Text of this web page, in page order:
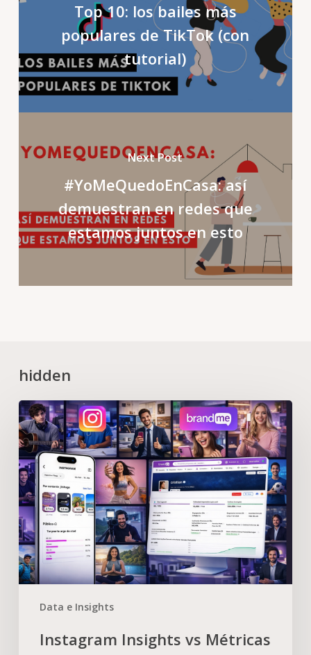
Top 10: los bailes más
populares de TikTok (con
tutorial)
Next Post
#YoMeQuedoEnCasa: así
demuestran en redes que
estamos juntos en esto
hidden
Data e Insights
Instagram Insights vs Métricas